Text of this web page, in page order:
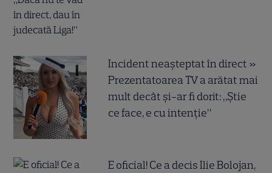
Incident neașteptat în direct »
Prezentatoarea TV a arătat mai
mult decât și-ar fi dorit: „Știe
ce face, e cu intenție”
E oficial! Ce a decis Ilie Bolojan,